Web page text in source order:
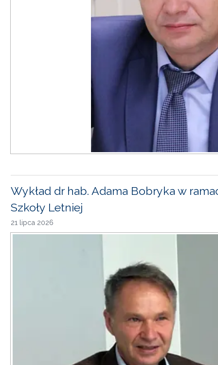
Wykład dr hab. Adama Bobryka w
Szkoły Letniej
21 lipca 2026